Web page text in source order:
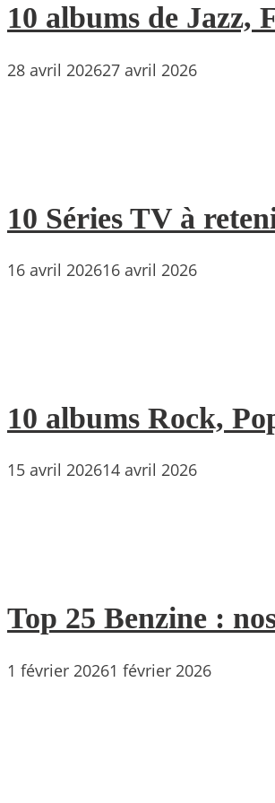
10 albums de Jazz,
28 avril 202627 avril 2026
10 Séries TV à
16 avril 202616 avril 2026
10 albums Rock,
15 avril 202614 avril 2026
Top 25 Benzine :
1 février 20261 février 2026